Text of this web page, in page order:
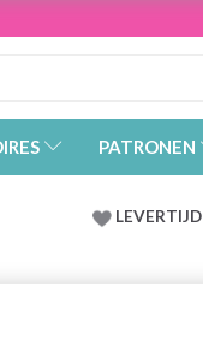
PATRONEN